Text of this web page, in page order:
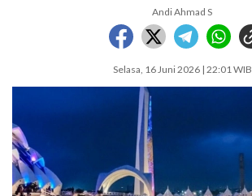
Andi Ahmad S
Selasa, 16 Juni 2026 | 22:01 WIB